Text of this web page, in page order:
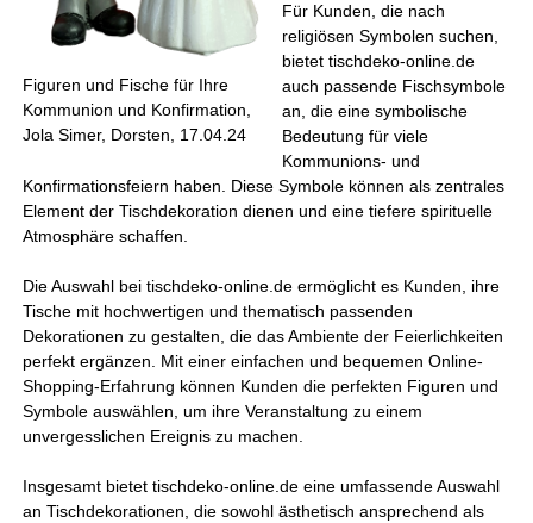
Figuren und Fische für Ihre
Kommunion und Konfirmation,
Jola Simer, Dorsten, 17.04.24
Für Kunden, die nach
religiösen Symbolen suchen,
bietet tischdeko-online.de
auch passende Fischsymbole
an, die eine symbolische
Bedeutung für viele
Kommunions- und
Konfirmationsfeiern haben. Diese Symbole können als zentrales
Element der Tischdekoration dienen und eine tiefere spirituelle
Atmosphäre schaffen.
Die Auswahl bei tischdeko-online.de ermöglicht es Kunden, ihre
Tische mit hochwertigen und thematisch passenden
Dekorationen zu gestalten, die das Ambiente der Feierlichkeiten
perfekt ergänzen. Mit einer einfachen und bequemen Online-
Shopping-Erfahrung können Kunden die perfekten Figuren und
Symbole auswählen, um ihre Veranstaltung zu einem
unvergesslichen Ereignis zu machen.
Insgesamt bietet tischdeko-online.de eine umfassende Auswahl
an Tischdekorationen, die sowohl ästhetisch ansprechend als